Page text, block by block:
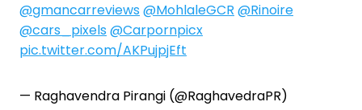
@gmancarreviews@MohlaleGCR @Rinoire
@cars_pixels@Carpornpicx
pic.twitter.com/AKPujpjEft
— Raghavendra Pirangi (@RaghavedraPR)